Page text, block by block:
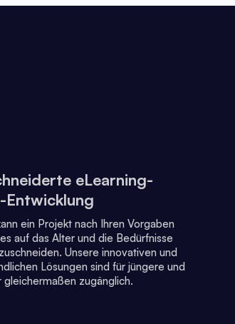
eLearning-
Entwicklung
ein Projekt nach Ihren Vorgaben
auf das Alter und die Bedürfnisse
Unsere innovativen und
Lösungen sind für jüngere und
gleichermaßen zugänglich.